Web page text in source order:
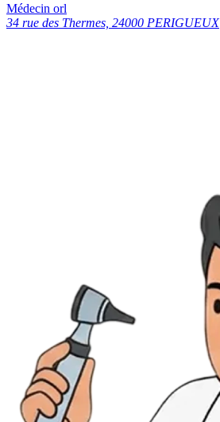
Médecin orl
34 rue des Thermes, 24000 PERIGUEUX